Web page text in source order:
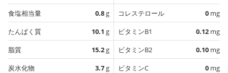
食塩相当量
0.8g
たんぱく質
10.1 g
脂質
15.2g
炭水化物
3.7g
コレステロール
0 mg
ビタミンB1
0.12 mg
ビタミンB2
0.10 mg
ビタミンC
0 mg